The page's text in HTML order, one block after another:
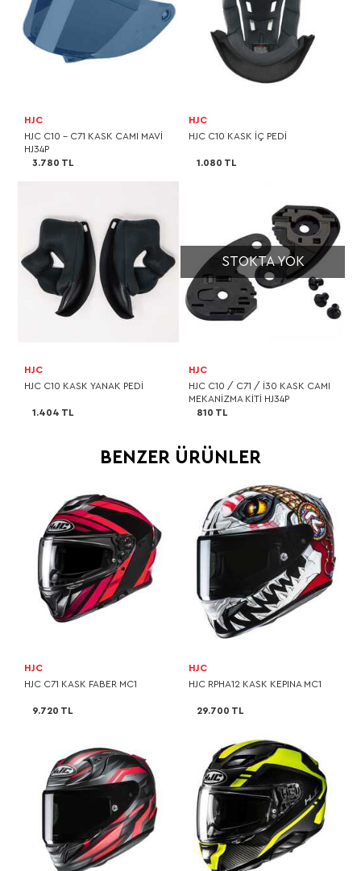
HJC
HJC C10 - C71 KASK CAMI MAVİ
HJ34P
3.780 TL
HJC
HJC C10 KASK İÇ PEDİ
1.080 TL
HJC
HJC C10 KASK YANAK PEDİ
1.404 TL
STOKTA YOK
HJC
HJC C10 / C71 / I30 KASK CAMI
MEKANİZMA KİTİ HJ34P
810 TL
BENZER ÜRÜNLER
HJC
HJC C71 KASK FABER MC1
9.720 TL
HJC
HJC RPHA12 KASK KEPINA MC1
29.700 TL